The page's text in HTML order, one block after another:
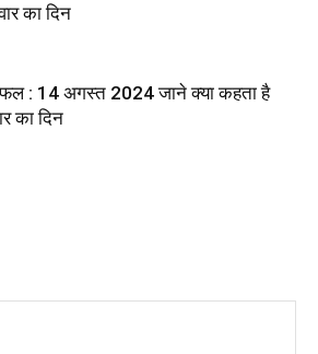
का दिन
: 14 अगस्त 2024 जाने क्या कहता है
का दिन